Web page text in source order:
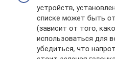
устройств,
списке может быть
(зависит от того,
использоваться для
убедиться, что